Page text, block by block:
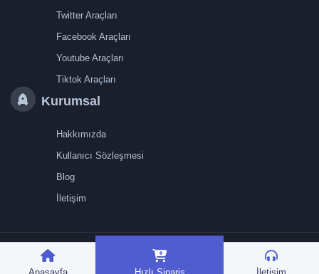
Twitter Araçları
Facebook Araçları
Youtube Araçları
Tiktok Araçları
Kurumsal
Hakkımızda
Kullanıcı Sözleşmesi
Blog
İletişim
TRMedya 2026 © Tüm
hakları saklıdır.